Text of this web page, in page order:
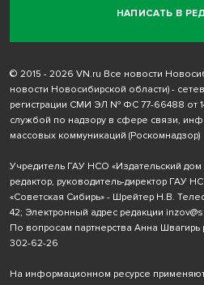
НАПИСАТЬ В
© 2015 - 2026 VN.ru Все новости
новости Новосибирской области) -
регистрации СМИ ЭЛ № ФС 77-66488 от
службой по надзору в сфере связи,
массовых коммуникаций (Роскомнадзор)
Учредитель ГАУ НСО «Издательский дом
редактор, руководитель-директор ГАУ
«Советская Сибирь» - Шрейтер Н.В.
42; Электронный адрес редакции
По вопросам партнерства Анна Швагирь
302-62-26
На информационном ресурсе